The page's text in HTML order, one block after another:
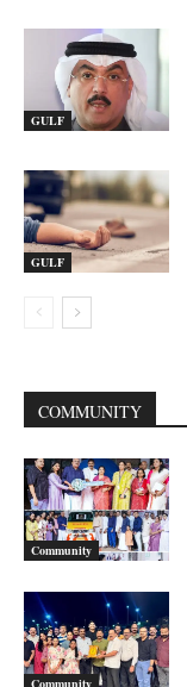
GULF
GULF
COMMUNITY
Community
Community